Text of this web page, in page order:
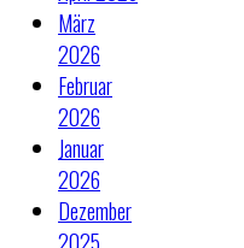
März
2026
Februar
2026
Januar
2026
Dezember
2025